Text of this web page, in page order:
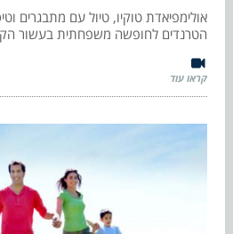
אולימפיאדת טוקיו, טיול עם מתבגרים
הטרנדים לחופשה משפחתית בעשור
קראו עוד